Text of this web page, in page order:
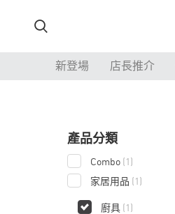
新登場 店長推介
產品分類
Combo
(1)
家居用品
(1)
廚具 (1)